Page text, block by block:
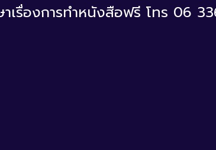
เรื่องการทำหนังสือฟรี โทร 06